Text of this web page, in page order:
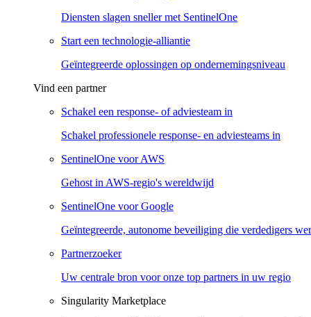
Diensten slagen sneller met SentinelOne
Start een technologie-alliantie
Geïntegreerde oplossingen op ondernemingsniveau
Vind een partner
Schakel een response- of adviesteam in
Schakel professionele response- en adviesteams in
SentinelOne voor AWS
Gehost in AWS-regio's wereldwijd
SentinelOne voor Google
Geïntegreerde, autonome beveiliging die verdedigers
Partnerzoeker
Uw centrale bron voor onze top partners in uw regio
Singularity Marketplace